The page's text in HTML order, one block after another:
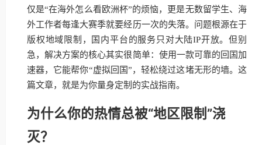
仅是“在海外怎么看欧洲杯”的烦恼，更是无数留学生、海
外工作者每逢大赛季就要经历一次的失落。问题根源在于
版权地域限制，国内平台的服务只对大陆IP开放。但别
急，解决方案的核心其实很简单：使用一款可靠的回国加
速器，它能帮你“虚拟回国”，轻松绕过这堵无形的墙。这
篇文章，就是为你量身定制的实战指南。
为什么你的热情总被“地区限制”浇
灭？